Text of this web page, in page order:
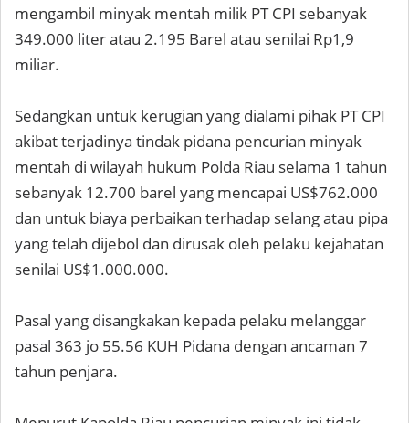
mengambil minyak mentah milik PT CPI sebanyak
349.000 liter atau 2.195 Barel atau senilai Rp1,9
miliar.
Sedangkan untuk kerugian yang dialami pihak PT CPI
akibat terjadinya tindak pidana pencurian minyak
mentah di wilayah hukum Polda Riau selama 1 tahun
sebanyak 12.700 barel yang mencapai US$762.000
dan untuk biaya perbaikan terhadap selang atau pipa
yang telah dijebol dan dirusak oleh pelaku kejahatan
senilai US$1.000.000.
Pasal yang disangkakan kepada pelaku melanggar
pasal 363 jo 55.56 KUH Pidana dengan ancaman 7
tahun penjara.